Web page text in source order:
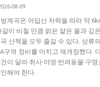
08-09
계곡은 어답산 자락을 따라 약
갈이 비칠 만큼 맑은 얕은 물과 깊
산책을 모두 즐길 수 있다. 상류
구역 정비를 마치고 재개장했다.
이 달라 취사·야영·반려동물·구
해야 한다.